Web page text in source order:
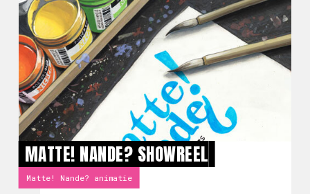
MATTE! NANDE? SHOWREEL
Matte! Nande? animatie